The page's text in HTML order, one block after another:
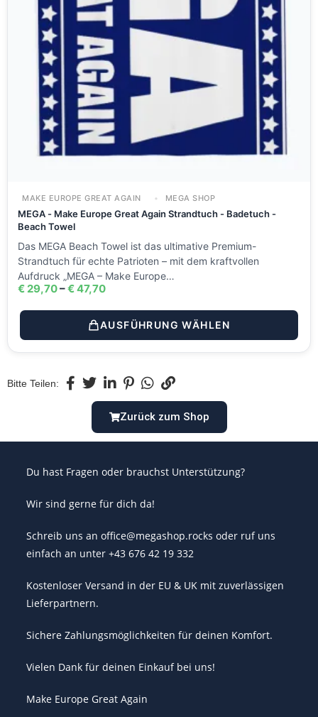
MAKE EUROPE GREAT AGAIN MEGA SHOP
MEGA - Make Europe Great Again Strandtuch - Badetuch -
Beach Towel
Das MEGA Beach Towel ist das ultimative Premium-
Strandtuch für echte Patrioten – mit dem kraftvollen
Aufdruck „MEGA – Make Europe…
€ 29,70–€47,70
AUSFÜHRUNG WÄHLEN
Bitte Teilen:
Zurück zum Shop
Du hast Fragen oder brauchst Unterstützung?
Wir sind gerne für dich da!
Schreib uns an office@megashop.rocks oder ruf uns
einfach an unter +43 676 42 19 332
Kostenloser Versand in der EU & UK mit zuverlässigen
Lieferpartnern.
Sichere Zahlungsmöglichkeiten für deinen Komfort.
Vielen Dank für deinen Einkauf bei uns!
Make Europe Great Again